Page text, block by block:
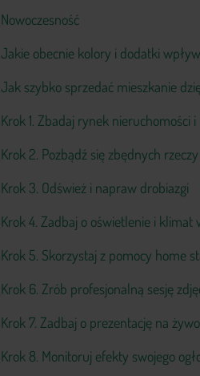
Nowoczesność
Jakie obecnie kolory i dodatki
Jak szybko sprzedać mieszkanie
Krok 1. Zbadaj rynek nieruchomości
Krok 2. Pozbądź się zbędnych
Krok 3. Odśwież i napraw drobiazgi
Krok 4. Zadbaj o oświetlenie i klimat
Krok 5. Skorzystaj z pomocy home
Krok 6. Zrób profesjonalną sesję
Krok 7. Zadbaj o prezentację na żywo
Krok 8. Monitoruj efekty swojego